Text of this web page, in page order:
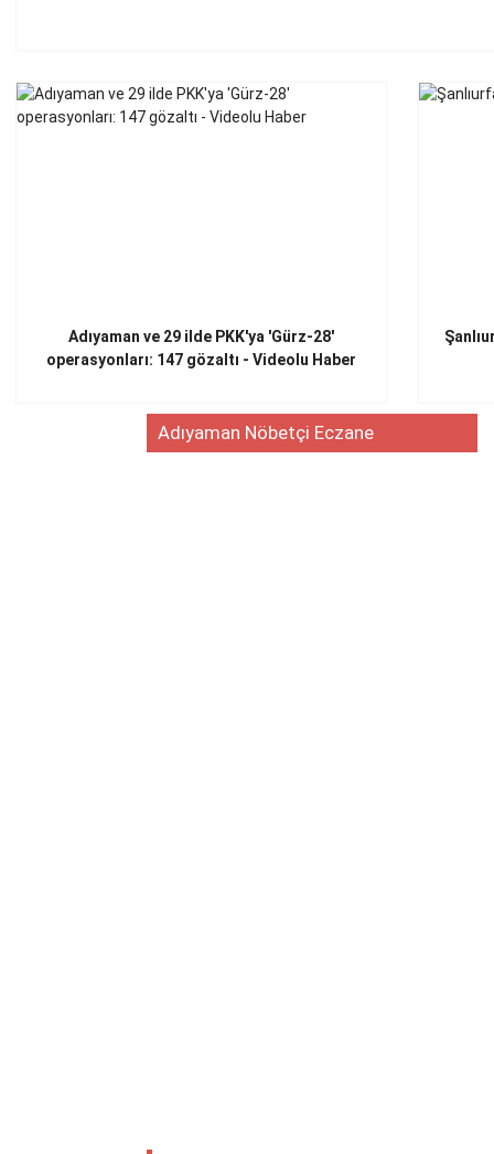
Adıyaman ve 29 ilde PKK'ya 'Gürz-28'
operasyonları: 147 gözaltı - Videolu Haber
Adıyaman Nöbetçi Eczane